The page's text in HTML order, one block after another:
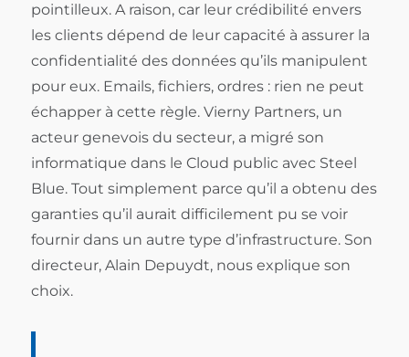
pointilleux. A raison, car leur crédibilité envers
les clients dépend de leur capacité à assurer la
confidentialité des données qu’ils manipulent
pour eux. Emails, fichiers, ordres : rien ne peut
échapper à cette règle. Vierny Partners, un
acteur genevois du secteur, a migré son
informatique dans le Cloud public avec Steel
Blue. Tout simplement parce qu’il a obtenu des
garanties qu’il aurait difficilement pu se voir
fournir dans un autre type d’infrastructure. Son
directeur, Alain Depuydt, nous explique son
choix.